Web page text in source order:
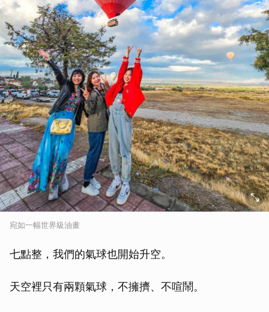
宛如一幅世界級油畫
七點整，我們的氣球也開始升空。
天空裡只有兩顆氣球，不擁擠、不喧鬧。